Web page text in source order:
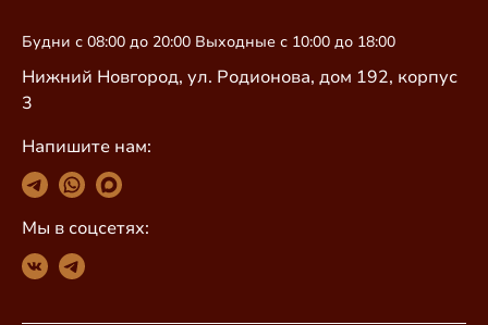
Будни с 08:00 до 20:00 Выходные с 10:00 до 18:00
Нижний Новгород, ул. Родионова, дом 192, корпус
3
Напишите нам:
Мы в соцсетях: